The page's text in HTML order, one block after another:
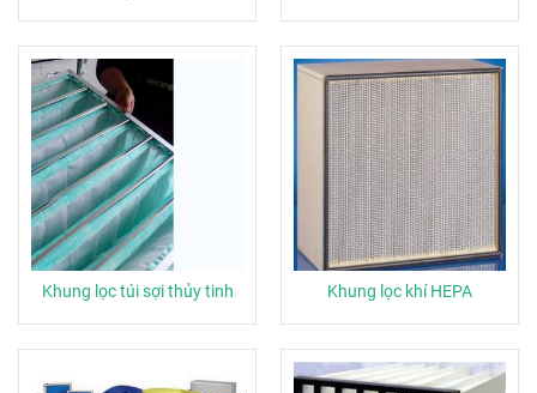
Khung lọc túi sợi thủy tinh Khung lọc khí HEPA